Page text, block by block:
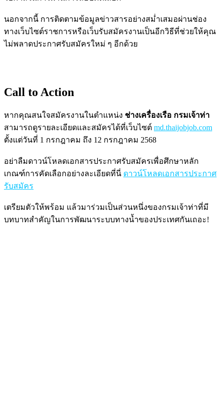
นอกจากนี้ การติดตามข้อมูลข่าวสารอย่างสม่ำเสมอผ่านช่อง
ทางเว็บไซต์ราชการหรือเว็บรับสมัครงานเป็นอีกวิธีที่ช่วยให้คุณ
ไม่พลาดประกาศรับสมัครใหม่ ๆ อีกด้วย
Call to Action
หากคุณสนใจสมัครงานในตำแหน่ง ช่างเครื่องเรือ กรมเจ้าท่า
สามารถดูรายละเอียดและสมัครได้ที่เว็บไซต์ md.thaijobjob.com
ตั้งแต่วันที่ 1 กรกฎาคม ถึง 12 กรกฎาคม 2568
อย่าลืมดาวน์โหลดเอกสารประกาศรับสมัครเพื่อศึกษาหลัก
เกณฑ์การคัดเลือกอย่างละเอียดที่นี่ ดาวน์โหลดเอกสารประกาศ
รับสมัคร
เตรียมตัวให้พร้อม แล้วมาร่วมเป็นส่วนหนึ่งของกรมเจ้าท่าที่มี
บทบาทสำคัญในการพัฒนาระบบทางน้ำของประเทศกันเถอะ!